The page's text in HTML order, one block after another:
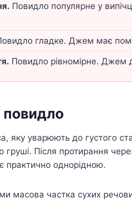
Повидло популярне у
гладке. Джем має
Повидло рівномірне. Джем
яку уварюють до густого
Після протирання
практично однорідною.
масова частка сухих